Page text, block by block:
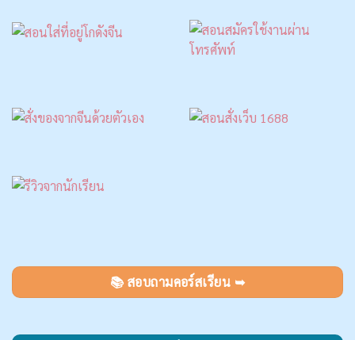
📚 สอบถามคอร์สเรียน ➥